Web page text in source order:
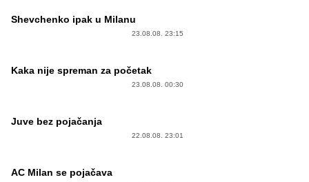
Shevchenko ipak u Milanu
23.08.08. 23:15
Kaka nije spreman za početak
23.08.08. 00:30
Juve bez pojačanja
22.08.08. 23:01
AC Milan se pojačava